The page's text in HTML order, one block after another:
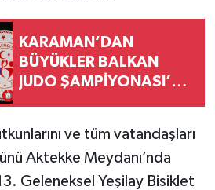
KARAMAN’DAN
BÜYÜKLER BALKAN
JUDO ŞAMPİYONASI’NA
ve tüm vatandaşları
Aktekke Meydanı’nda
Geleneksel Yeşilay Bisiklet